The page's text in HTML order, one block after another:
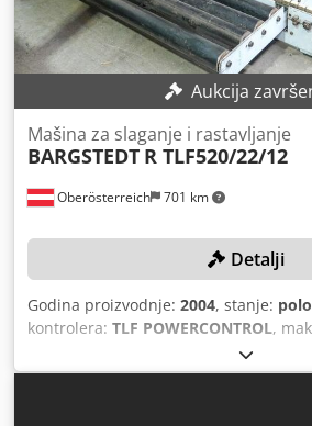
Aukcija
Oberösterreich 701 km
Mašina za slaganje i rastavljanje
BARGSTEDT R TLF520/22/12
Detalji
Godina proizvodnje: 2004, stanje:
kontrolera: TLF POWERCONTROL,
, dužina ploče:
4.300 mm, broj mašine/vozila:0-286-
minimalne cene - garantovana